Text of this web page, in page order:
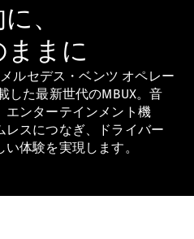
、
まに
ルセデス・ベンツ オペレー
した最新世代のMBUX。音
エンターテインメント機
スにつなぎ、ドライバー
体験を実現します。